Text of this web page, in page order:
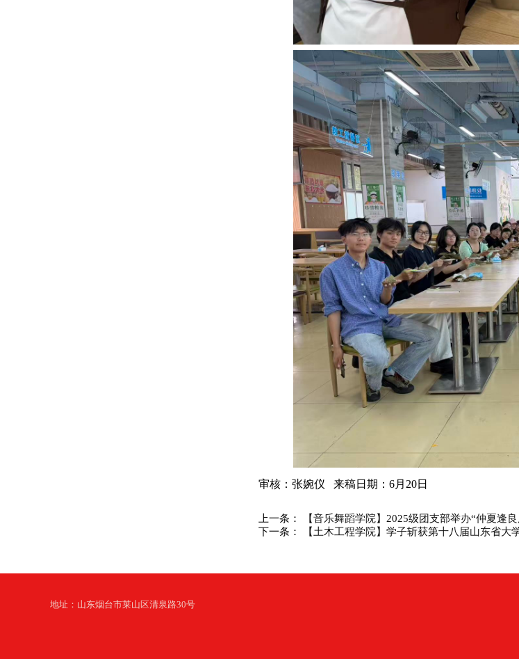
审核：张婉仪 来稿日期：6月20日
上一条：
【音乐舞蹈学院】2025级团支部举办“仲夏逢
下一条：
【土木工程学院】学子斩获第十八届山东省大
地址：山东烟台市莱山区清泉路30号